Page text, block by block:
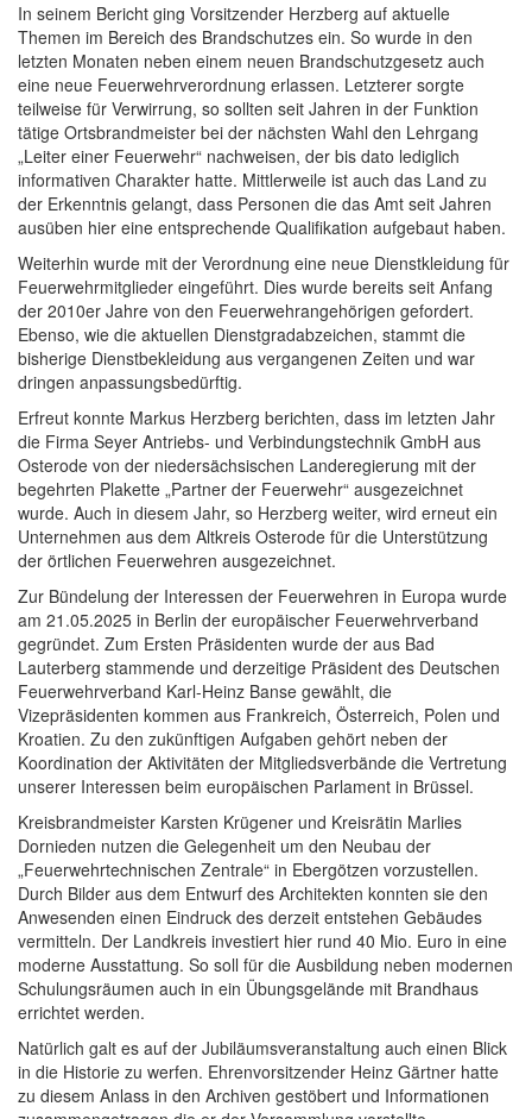
In seinem Bericht ging Vorsitzender Herzberg auf aktuelle
Themen im Bereich des Brandschutzes ein. So wurde in den
letzten Monaten neben einem neuen Brandschutzgesetz auch
eine neue Feuerwehrverordnung erlassen. Letzterer sorgte
teilweise für Verwirrung, so sollten seit Jahren in der Funktion
tätige Ortsbrandmeister bei der nächsten Wahl den Lehrgang
„Leiter einer Feuerwehr“ nachweisen, der bis dato lediglich
informativen Charakter hatte. Mittlerweile ist auch das Land zu
der Erkenntnis gelangt, dass Personen die das Amt seit Jahren
ausüben hier eine entsprechende Qualifikation aufgebaut haben.
Weiterhin wurde mit der Verordnung eine neue Dienstkleidung für
Feuerwehrmitglieder eingeführt. Dies wurde bereits seit Anfang
der 2010er Jahre von den Feuerwehrangehörigen gefordert.
Ebenso, wie die aktuellen Dienstgradabzeichen, stammt die
bisherige Dienstbekleidung aus vergangenen Zeiten und war
dringen anpassungsbedürftig.
Erfreut konnte Markus Herzberg berichten, dass im letzten Jahr
die Firma Seyer Antriebs- und Verbindungstechnik GmbH aus
Osterode von der niedersächsischen Landeregierung mit der
begehrten Plakette „Partner der Feuerwehr“ ausgezeichnet
wurde. Auch in diesem Jahr, so Herzberg weiter, wird erneut ein
Unternehmen aus dem Altkreis Osterode für die Unterstützung
der örtlichen Feuerwehren ausgezeichnet.
Zur Bündelung der Interessen der Feuerwehren in Europa wurde
am 21.05.2025 in Berlin der europäischer Feuerwehrverband
gegründet. Zum Ersten Präsidenten wurde der aus Bad
Lauterberg stammende und derzeitige Präsident des Deutschen
Feuerwehrverband Karl-Heinz Banse gewählt, die
Vizepräsidenten kommen aus Frankreich, Österreich, Polen und
Kroatien. Zu den zukünftigen Aufgaben gehört neben der
Koordination der Aktivitäten der Mitgliedsverbände die Vertretung
unserer Interessen beim europäischen Parlament in Brüssel.
Kreisbrandmeister Karsten Krügener und Kreisrätin Marlies
Dornieden nutzen die Gelegenheit um den Neubau der
„Feuerwehrtechnischen Zentrale“ in Ebergötzen vorzustellen.
Durch Bilder aus dem Entwurf des Architekten konnten sie den
Anwesenden einen Eindruck des derzeit entstehen Gebäudes
vermitteln. Der Landkreis investiert hier rund 40 Mio. Euro in eine
moderne Ausstattung. So soll für die Ausbildung neben modernen
Schulungsräumen auch in ein Übungsgelände mit Brandhaus
errichtet werden.
Natürlich galt es auf der Jubiläumsveranstaltung auch einen Blick
in die Historie zu werfen. Ehrenvorsitzender Heinz Gärtner hatte
zu diesem Anlass in den Archiven gestöbert und Informationen